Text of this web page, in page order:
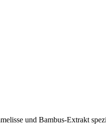
und Bambus-Extrakt